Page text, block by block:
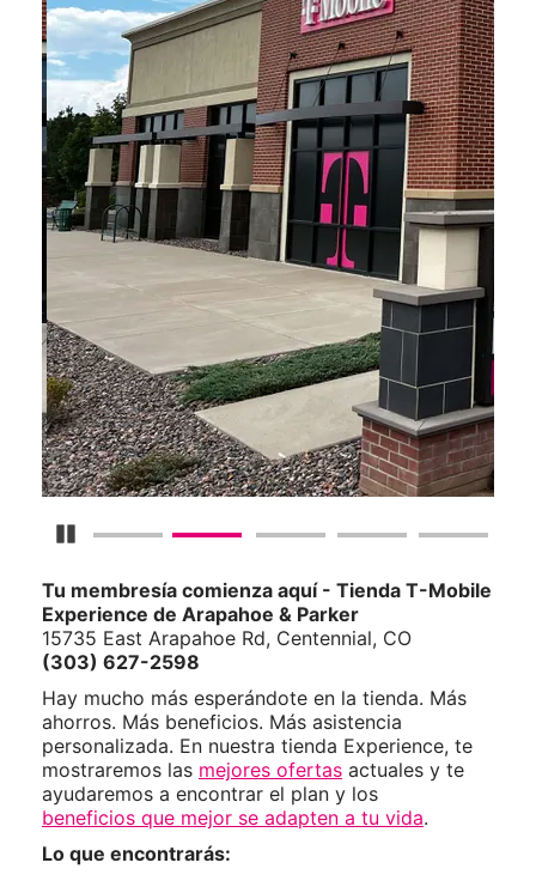
Detener carrusel
Tu membresía comienza aquí - Tienda T-Mobile
Experience de Arapahoe & Parker
15735 East Arapahoe Rd, Centennial, CO
(303) 627-2598
Hay mucho más esperándote en la tienda. Más
ahorros. Más beneficios. Más asistencia
personalizada. En nuestra tienda Experience, te
mostraremos las mejores ofertas actuales y te
ayudaremos a encontrar el plan y los
beneficios que mejor se adapten a tu vida.
Lo que encontrarás: